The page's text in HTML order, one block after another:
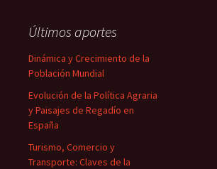
Últimos aportes
Dinámica y Crecimiento de la
Población Mundial
Evolución de la Política Agraria
y Paisajes de Regadío en
España
Turismo, Comercio y
Transporte: Claves de la